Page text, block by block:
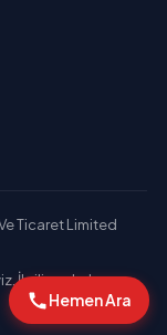
Ticaret Limited
İlgili markaların
Hemen Ara